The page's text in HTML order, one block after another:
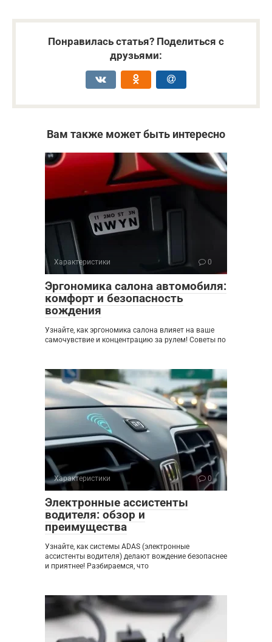
Понравилась статья? Поделиться с
друзьями:
Вам также может быть интересно
Характеристики 0
Эргономика салона автомобиля:
комфорт и безопасность
вождения
Узнайте, как эргономика салона влияет на ваше
самочувствие и концентрацию за рулем! Советы по
Характеристики 0
Электронные ассистенты
водителя: обзор и
преимущества
Узнайте, как системы ADAS (электронные
ассистенты водителя) делают вождение безопаснее
и приятнее! Разбираемся, что